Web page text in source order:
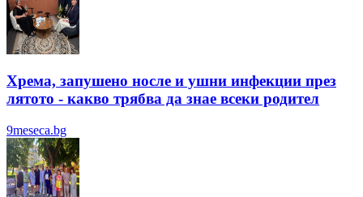
Хрема, запушено носле и ушни инфекции през
лятотo - какво трябва да знае всеки родител
9meseca.bg